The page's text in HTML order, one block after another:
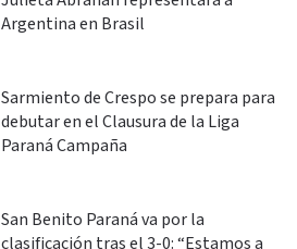
Argentina en Brasil
Sarmiento de Crespo se prepara para
debutar en el Clausura de la Liga
Paraná Campaña
San Benito Paraná va por la
clasificación tras el 3-0: “Estamos a